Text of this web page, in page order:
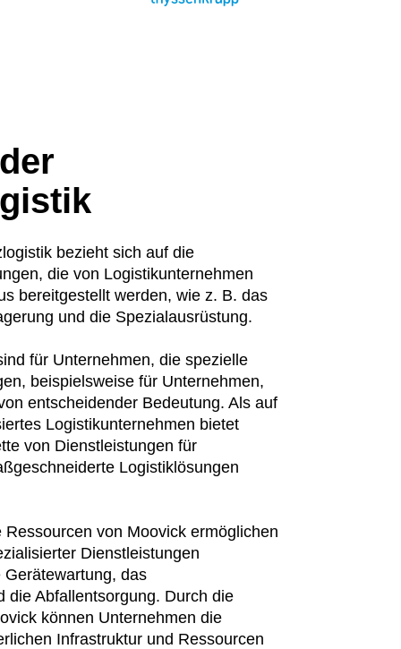
bezieht sich auf die
die von Logistikunternehmen
bereitgestellt werden, wie z. B. das
und die Spezialausrüstung.
für Unternehmen, die spezielle
beispielsweise für Unternehmen,
entscheidender Bedeutung. Als auf
Logistikunternehmen bietet
von Dienstleistungen für
Logistiklösungen
von Moovick ermöglichen
Dienstleistungen
das
die Abfallentsorgung. Durch die
können Unternehmen die
Infrastruktur und Ressourcen